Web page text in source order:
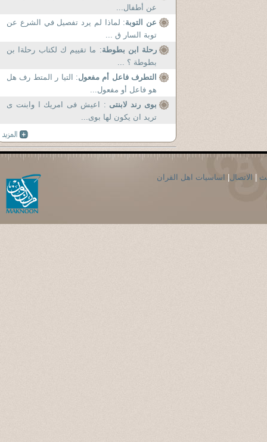
عن أطفال...
عن التوبة: لماذا لم يرد تفصيل في الشرع عن
توبة السار ق ...
رحلة ابن بطوطة: ما تقييم ك لكتاب رحلةا بن
بطوطة ؟ ...
التطرف فاعل أم مفعول: التيا ر المتط رف هل
هو فاعل أو مفعول...
بوى رند لابنتى : اعيش فى امريك ا وابنت ى
تريد ان يكون لها بوى...
الاتصال اساسيات اهل القران